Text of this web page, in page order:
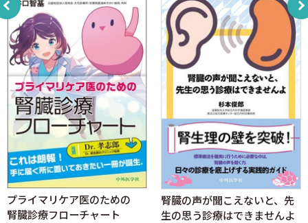
#腎機能
7 腎機能ってeGFR，推算CCrどちらで評価するべきですか？
★★★
8 CKD患者の将来的な腎予後を予測する方法はありますか？
★★
9 1/CreグラフはCre 8 mg/dLになるタイミングを正確に予測でき
るのでしょうか？ ★★
10 Creが基準値内なのに腎不全！？ ★
#エコー
11 腎臓のエコーで何がわかりますか？ ★★★ 👉循環器内科
医，救急医，集中治療医
プライマリケア医のための
腎臓診療フローチャート
腎臓の声が聞こえないと、先
生の思う診療はできませんよ